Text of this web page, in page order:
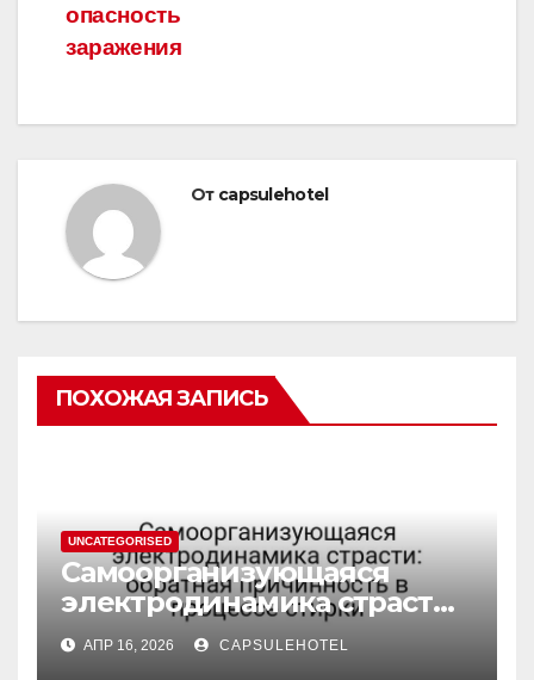
опасность
заражения
От capsulehotel
ПОХОЖАЯ ЗАПИСЬ
UNCATEGORISED
Самоорганизующаяся
электродинамика страсти:
обратная причинность в
процессе стирки
АПР 16, 2026 CAPSULEHOTEL